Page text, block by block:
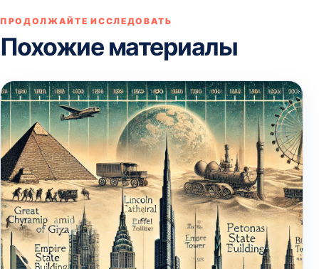
ПРОДОЛЖАЙТЕ ИССЛЕДОВАТЬ
Похожие материалы